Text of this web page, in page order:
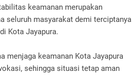
keamanan merupakan
seluruh masyarakat demi terciptanya
Kota Jayapura.
menjaga keamanan Kota Jayapura
sehingga situasi tetap aman